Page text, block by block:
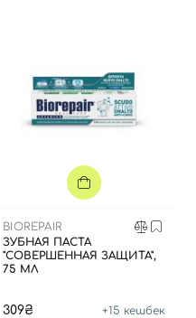
BIOREPAIR
ЗУБНАЯ ПАСТА
"СОВЕРШЕННАЯ ЗАЩИТА",
75 МЛ
309₴ +15 кешбек